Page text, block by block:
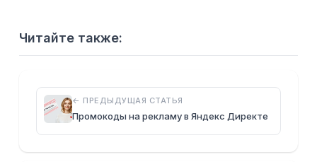
Читайте также:
← ПРЕДЫДУЩАЯ СТАТЬЯ
Промокоды на рекламу в Яндекс Директе